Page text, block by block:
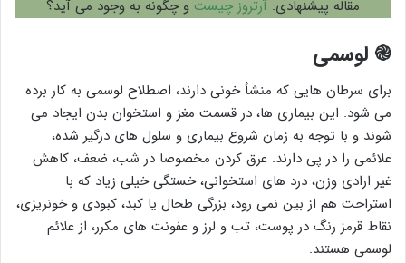
مقاله پیشنهادی: آرتروز چیست و چگونه به وجود می آید؟
֎ لوسمی
برای سرطان هایی که منشأ خونی دارند، اصطلاح لوسمی به کار برده
می شود. این بیماری ها، در قسمت مغز و استخوان بدن ایجاد می
شوند و با توجه به زمان شروع بیماری و سلول های درگیر شده،
علائمی را در پی دارند. عرق کردن مخصوصا در شب، ضعف، کاهش
غیر ارادی وزن، درد های استخوانی، خستگی خیلی زیاد که با
استراحت هم از بین نمی رود، بزرگی طحال یا کبد، کبودی و خونریزی،
نقاط قرمز رنگ در پوست، تب و لرز و عفونت های مکرر، از علائم
لوسمی هستند.